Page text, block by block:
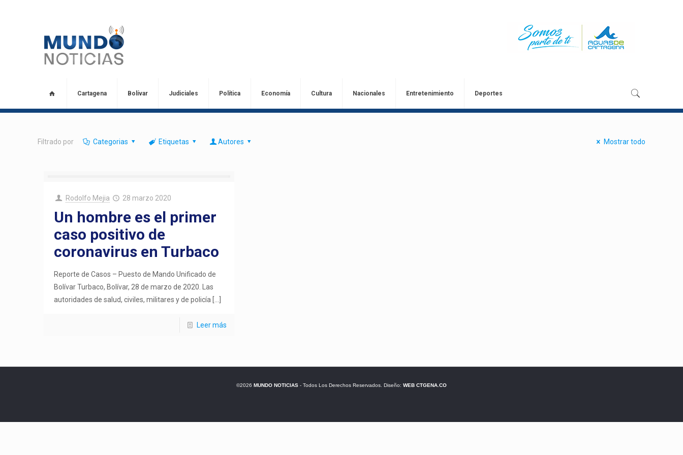
Cartagena Bolívar Judiciales Política Economía Cultura Nacionales Entretenimiento Deportes
Filtrado por Categorias Etiquetas Autores Mostrar todo
Rodolfo Mejia 28 marzo 2020
Un hombre es el primer
caso positivo de
coronavirus en Turbaco
Reporte de Casos – Puesto de Mando Unificado de
Bolívar Turbaco, Bolívar, 28 de marzo de 2020. Las
autoridades de salud, civiles, militares y de policía
Leer más
©2026 MUNDO NOTICIAS- Todos Los Derechos Reservados. Diseño: WEB CTGENA.CO